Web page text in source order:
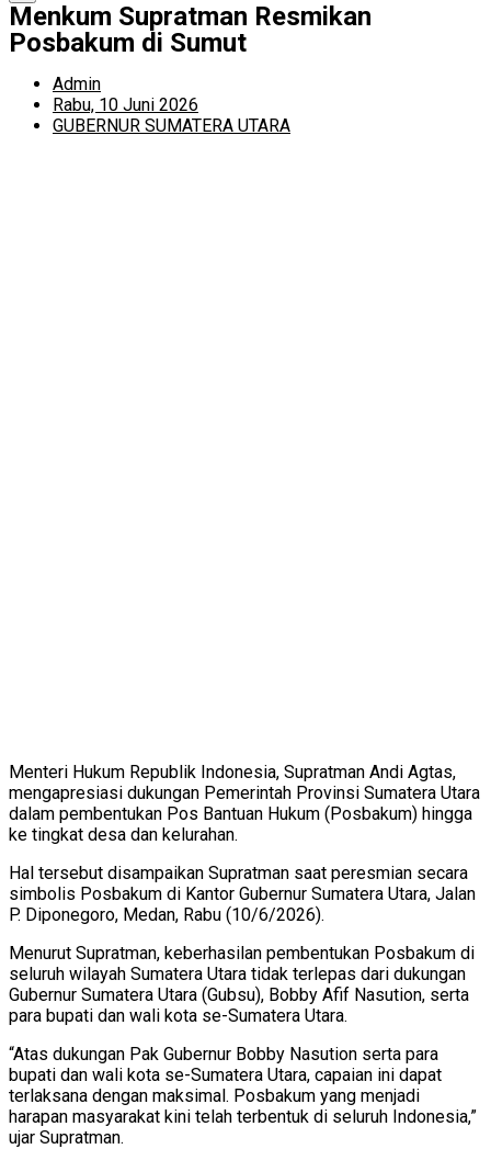
Menkum Supratman Resmikan
Posbakum di Sumut
Admin
Rabu, 10 Juni 2026
GUBERNUR SUMATERA UTARA
Menteri Hukum Republik Indonesia, Supratman Andi Agtas,
mengapresiasi dukungan Pemerintah Provinsi Sumatera Utara
dalam pembentukan Pos Bantuan Hukum (Posbakum) hingga
ke tingkat desa dan kelurahan.
Hal tersebut disampaikan Supratman saat peresmian secara
simbolis Posbakum di Kantor Gubernur Sumatera Utara, Jalan
P. Diponegoro, Medan, Rabu (10/6/2026).
Menurut Supratman, keberhasilan pembentukan Posbakum di
seluruh wilayah Sumatera Utara tidak terlepas dari dukungan
Gubernur Sumatera Utara (Gubsu), Bobby Afif Nasution, serta
para bupati dan wali kota se-Sumatera Utara.
“Atas dukungan Pak Gubernur Bobby Nasution serta para
bupati dan wali kota se-Sumatera Utara, capaian ini dapat
terlaksana dengan maksimal. Posbakum yang menjadi
harapan masyarakat kini telah terbentuk di seluruh Indonesia,”
ujar Supratman.